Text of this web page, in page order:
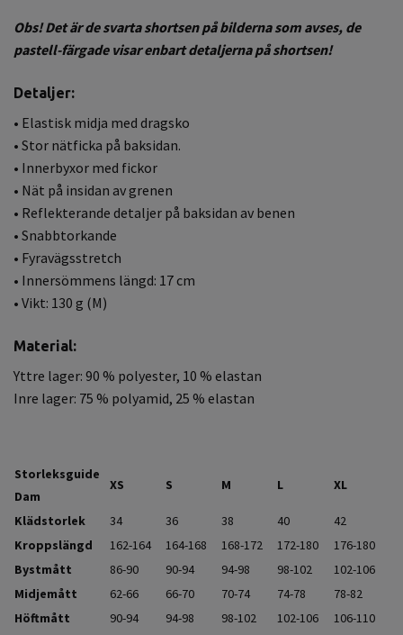
Obs! Det är de svarta shortsen på bilderna som avses, de
pastell-färgade visar enbart detaljerna på shortsen!
Detaljer:
• Elastisk midja med dragsko
• Stor nätficka på baksidan.
• Innerbyxor med fickor
• Nät på insidan av grenen
• Reflekterande detaljer på baksidan av benen
• Snabbtorkande
• Fyravägsstretch
• Innersömmens längd: 17 cm
• Vikt: 130 g (M)
Material:
Yttre lager: 90 % polyester, 10 % elastan
Inre lager: 75 % polyamid, 25 % elastan
Storleksguide
Dam
XS S M L XL
Klädstorlek 34 36 38 40
42
Kroppslängd
162-164 164-168 168-172 172-180
176-180
Bystmått
86-90 90-94 94-98 98-102
102-106
Midjemått
62-66 66-70 70-74 74-78
78-82
Höftmått
90-94 94-98 98-102 102-106
106-110